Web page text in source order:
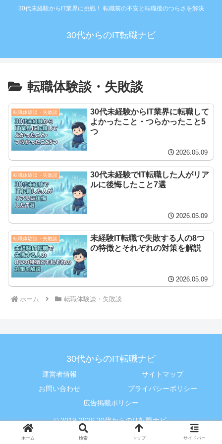
30代未経験からIT業界に挑戦！ 転職前の不安と転職後のつらさを解決
30代からのIT転職ナビ
転職体験談・失敗談
転職体験談・失敗談
30代未経験からIT業界に転職して
よかったこと・つらかったこと5
つ
2026.05.09
転職体験談・失敗談
30代未経験でIT転職した人がリア
ルに後悔したこと7選
2026.05.09
転職体験談・失敗談
未経験IT転職で失敗する人の8つ
の特徴とそれぞれの対策を解説
2026.05.09
ホーム 転職体験談・失敗談
30代からのIT転職ナビ
運営者情報
サイトマップ
お問い合わせ
プライバシーポリシー
広告掲載ポリシー
© 2019-2026 30代からのIT転職ナビ.
ホーム 検索 トップ サイドバー